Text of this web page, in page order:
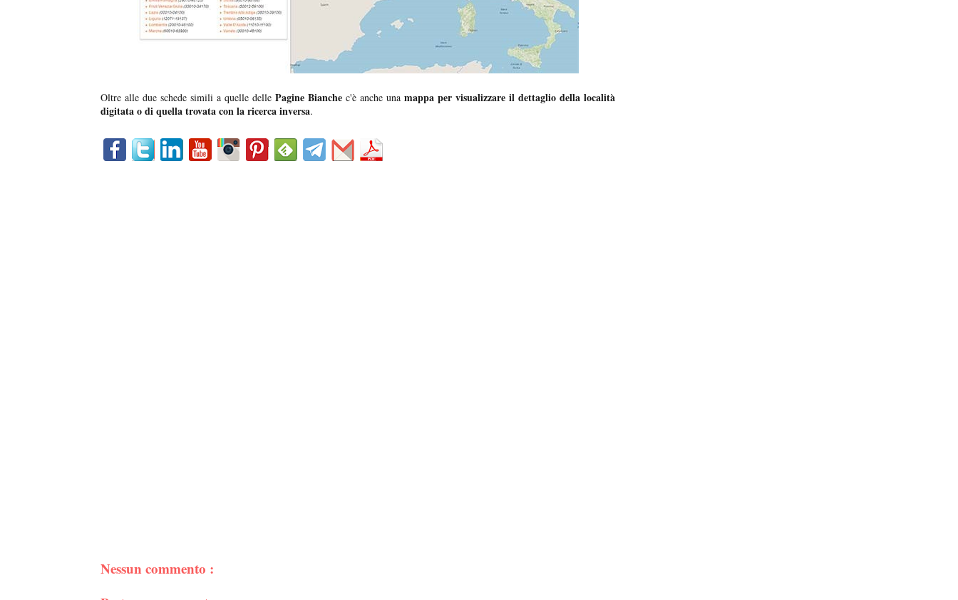
Oltre alle due schede simili a quelle delle Pagine Bianche c'è anche una mappa per visualizzare il dettaglio della località
digitata o di quella trovatacon la ricerca inversa.
Nessun commento :